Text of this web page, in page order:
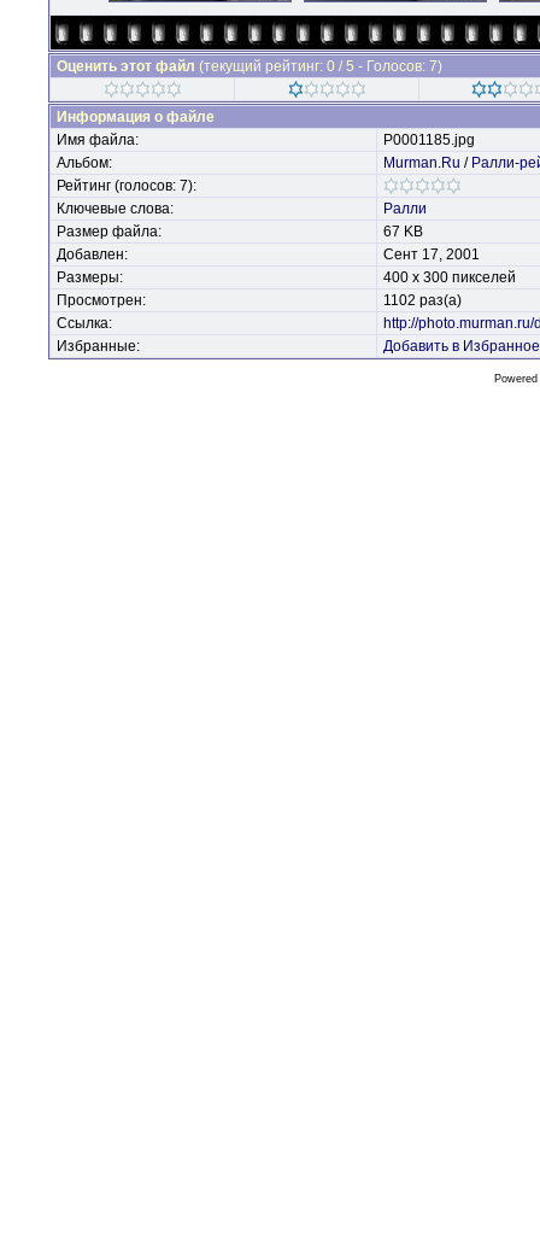
Оценить этот файл (текущий рейтинг: 0 / 5 - Голосов: 7)
Информация о файле
Имя файла:
P0001185.jpg
Альбом:
Murman.Ru / Ралли-
Рейтинг (голосов: 7):
Ключевые слова:
Ралли
Размер файла:
67 KB
Добавлен:
Сент 17, 2001
Размеры:
400 x 300 пикселей
Просмотрен:
1102 раз(а)
Ссылка:
http://
Избранные:
Добавить в Избранное